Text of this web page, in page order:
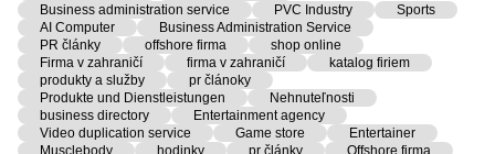
Business administration service
PVC Industry
Sports
AI Computer
Business Administration Service
PR články
offshore firma
shop online
Firma v zahraničí
firma v zahraničí
katalog firiem
produkty a služby
pr článoky
Produkte und Dienstleistungen
Nehnuteľnosti
business directory
Entertainment agency
Video duplication service
Game store
Entertainer
Musclebody
hodinky pr články
Offshore firma